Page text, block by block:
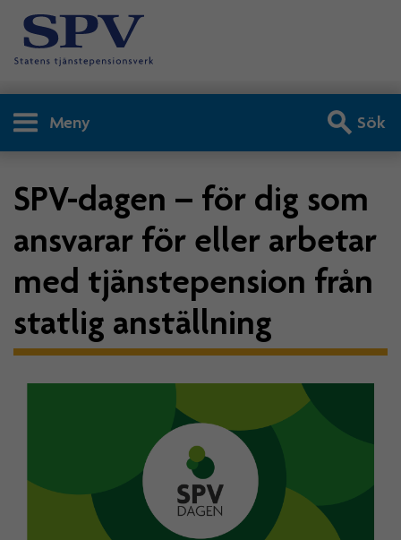
Meny Sök
SPV-dagen – för dig som
ansvarar för eller arbetar
med tjänstepension från
statlig anställning